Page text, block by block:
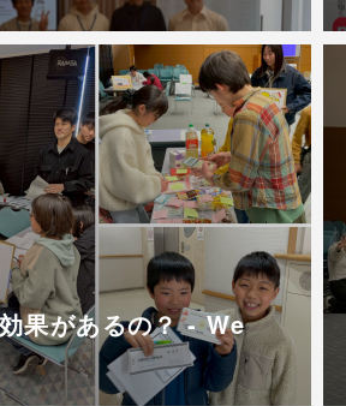
果があるの？ - We